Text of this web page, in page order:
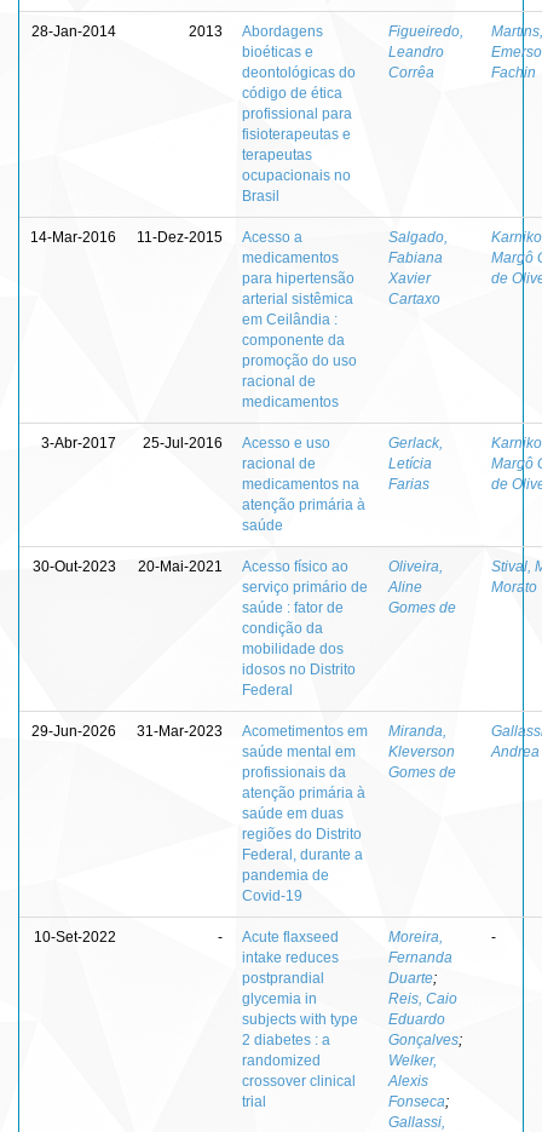
28-Jan-2014 2013
Abordagens
bioéticas e
deontológicas do
código de ética
profissional para
fisioterapeutas e
terapeutas
ocupacionais no
Brasil
Figueiredo,
Leandro
Corrêa
Martins,
Fachin
14-Mar-2016 11-Dez-2015
Acesso a
medicamentos
para hipertensão
arterial sistêmica
em Ceilândia :
componente da
promoção do uso
racional de
medicamentos
Salgado,
Fabiana
Xavier
Cartaxo
Margô
de
3-Abr-2017 25-Jul-2016
Acesso e uso
racional de
medicamentos na
atenção primária à
saúde
Gerlack,
Letícia
Farias
Margô
de
30-Out-2023 20-Mai-2021
Acesso físico ao
serviço primário de
saúde : fator de
condição da
mobilidade dos
idosos no Distrito
Federal
Oliveira,
Aline
Gomes de
Stival,
Morato
29-Jun-2026 31-Mar-2023
Acometimentos em
saúde mental em
profissionais da
atenção primária à
saúde em duas
regiões do Distrito
Federal, durante a
pandemia de
Covid-19
Miranda,
Kleverson
Gomes de
10-Set-2022 -
Acute flaxseed
intake reduces
postprandial
glycemia in
subjects with type
2 diabetes : a
randomized
crossover clinical
trial
Moreira,
Fernanda
Duarte;
Reis, Caio
Eduardo
Gonçalves;
Welker,
Alexis
Fonseca;
Gallassi,
-